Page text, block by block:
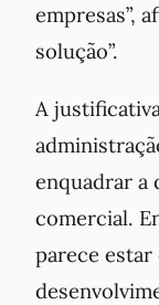
empresas”,
solução”.
A
enquadrar a
comercial.
parece